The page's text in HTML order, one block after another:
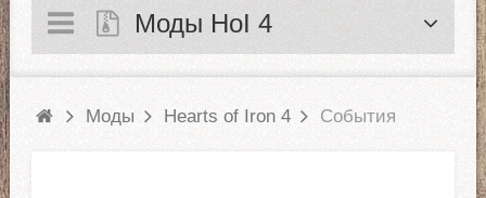
Моды HoI 4
Моды Hearts of Iron 4 События